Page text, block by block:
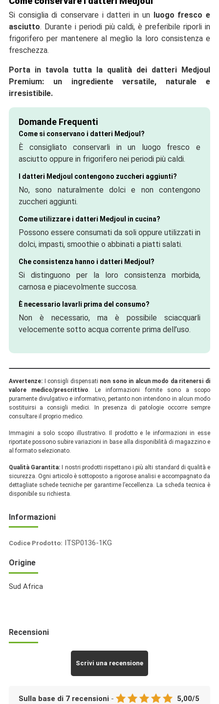
Si consiglia di conservare i datteri in un
luogo fresco e
asciutto. Durante i periodi più caldi, è preferibile riporli in
frigorifero per mantenere al meglio la loro consistenza e
freschezza.
Porta in tavola tutta la qualità dei datteri Medjoul
Premium: un ingrediente versatile, naturale e
irresistibile.
Domande Frequenti
Come si conservano i datteri Medjoul?
È consigliato conservarli in un luogo fresco e
asciutto oppure in frigorifero nei periodi più caldi.
I datteri Medjoul contengono zuccheri aggiunti?
No, sono naturalmente dolci e non contengono
zuccheri aggiunti.
Come utilizzare i datteri Medjoul in cucina?
Possono essere consumati da soli oppure utilizzati in
dolci, impasti, smoothie o abbinati a piatti salati.
Che consistenza hanno i datteri Medjoul?
Si distinguono per la loro consistenza morbida,
carnosa e piacevolmente succosa.
È necessario lavarli prima del consumo?
Non è necessario, ma è possibile sciacquarli
velocemente sotto acqua corrente prima dell’uso.
Avvertenze: I consigli dispensati non sono in alcun modo da ritenersi di
valore medico/prescrittivo. Le informazioni fornite sono a scopo
puramente divulgativo e informativo, pertanto non intendono in alcun modo
sostituirsi a consigli medici. In presenza di patologie occorre sempre
consultare il proprio medico.
Immagini a solo scopo illustrativo. Il prodotto e le informazioni in esse
riportate possono subire variazioni in base alla disponibilità di magazzino e
al formato selezionato.
Qualità Garantita: I nostri prodotti rispettano i più alti standard di qualità e
sicurezza. Ogni articolo è sottoposto a rigorose analisi e accompagnato da
dettagliate schede tecniche per garantirne l’eccellenza. La scheda tecnica è
disponibile su richiesta.
Informazioni
Codice Prodotto: ITSP0136-1KG
Spezie
Origine
Sud Africa
Recensioni
Scrivi una recensione
Sulla base di 7 recensioni - 5,00/5